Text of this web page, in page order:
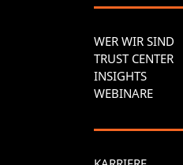
WER WIR SIND
TRUST CENTER
INSIGHTS
WEBINARE